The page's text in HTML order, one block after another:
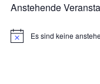
Anstehende
HinweisEs sind keine